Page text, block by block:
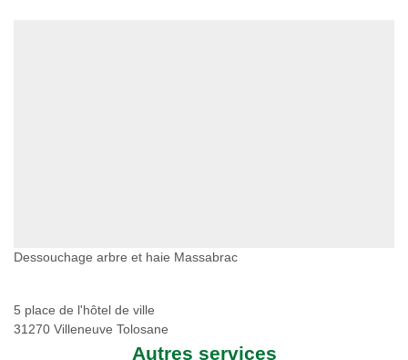
Dessouchage arbre et haie Massabrac
5 place de l'hôtel de ville
31270 Villeneuve Tolosane
Autres services